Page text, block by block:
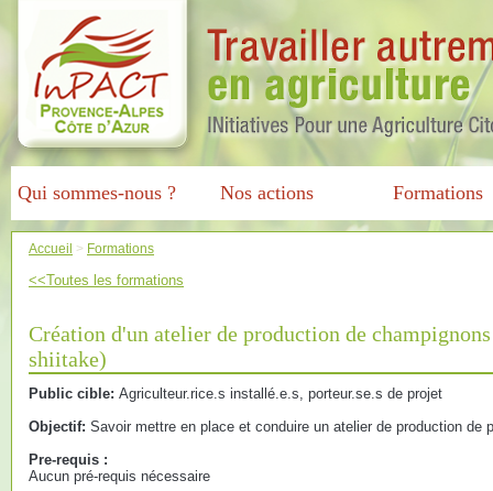
Qui sommes-nous ? Nos actions Formations
Accueil > Formations
<<Toutes les formations
Création d'un atelier de production de
shiitake)
Public cible: Agriculteur.rice.s installé.e.s, porteur.se.s de projet
Objectif: Savoir mettre en place et conduire un atelier de production de
Pre-requis :
Aucun pré-requis nécessaire